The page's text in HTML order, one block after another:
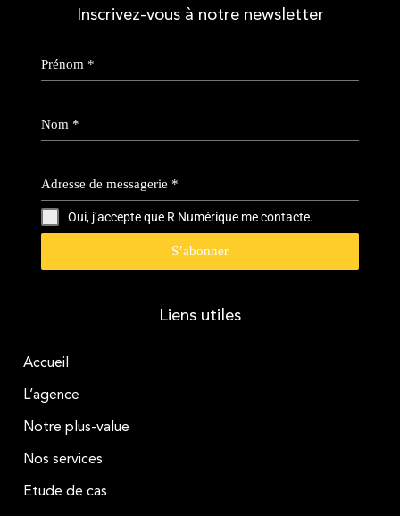
Liens utiles
Accueil
L’agence
Notre plus-value
Nos services
Etude de cas
Inscrivez-vous à notre newsletter
Prénom *
Nom *
Adresse de messagerie *
Oui, j’accepte que R Numérique me contacte.
S’abonner